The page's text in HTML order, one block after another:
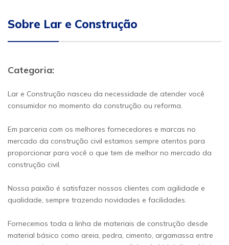
Sobre Lar e Construção
Categoria:
Lar e Construção nasceu da necessidade de atender você
consumidor no momento da construção ou reforma.
Em parceria com os melhores fornecedores e marcas no
mercado da construção civil estamos sempre atentos para
proporcionar para você o que tem de melhor no mercado da
construção civil.
Nossa paixão é satisfazer nossos clientes com agilidade e
qualidade, sempre trazendo novidades e facilidades.
Fornecemos toda a linha de materiais de construção desde
material básico como areia, pedra, cimento, argamassa entre